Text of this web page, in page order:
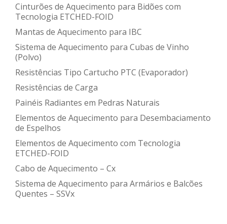
Cinturões de Aquecimento para Bidões com
Tecnologia ETCHED-FOID
Mantas de Aquecimento para IBC
Sistema de Aquecimento para Cubas de Vinho
(Polvo)
Resistências Tipo Cartucho PTC (Evaporador)
Resistências de Carga
Painéis Radiantes em Pedras Naturais
Elementos de Aquecimento para Desembaciamento
de Espelhos
Elementos de Aquecimento com Tecnologia
ETCHED-FOID
Cabo de Aquecimento – Cx
Sistema de Aquecimento para Armários e Balcões
Quentes – SSVx